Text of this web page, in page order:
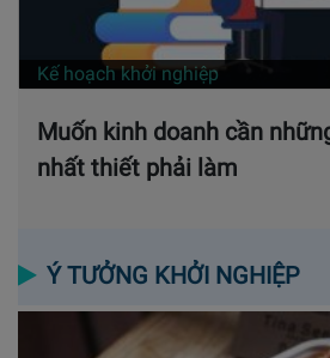
Kế hoạch khởi nghiệp
Muốn kinh doanh cần
nhất thiết phải làm
Ý TƯỞNG KHỞI NGHIỆP